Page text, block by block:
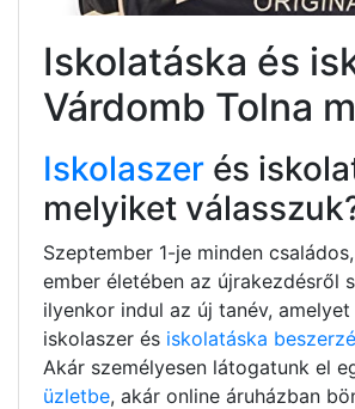
Iskolatáska és
Várdomb Tolna
Iskolaszer és
melyiket
Szeptember 1-je minden
ember életében az újrakezdésről
ilyenkor indul az új tanév,
iskolaszer és iskolatáska
Akár személyesen látogatunk el
üzletbe, akár online áruházban